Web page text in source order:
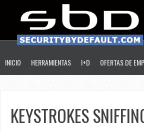
INICIO HERRAMIENTAS I+D OFERTAS DE
KEYSTROKES